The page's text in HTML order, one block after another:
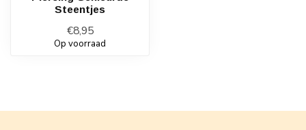
Steentjes
€8,95
Op voorraad